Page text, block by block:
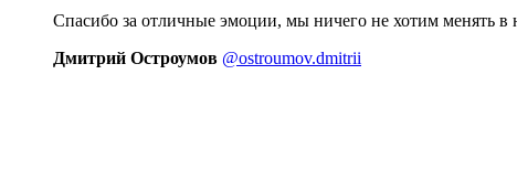
Спасибо за отличные эмоции, мы ничего не хотим менять в
Дмитрий Остроумов @ostroumov.dmitrii